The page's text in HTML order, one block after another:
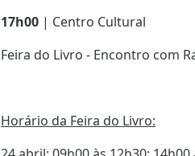
17h00 | Centro Cultural
Feira do Livro - Encontro com
Horário da Feira do Livro: